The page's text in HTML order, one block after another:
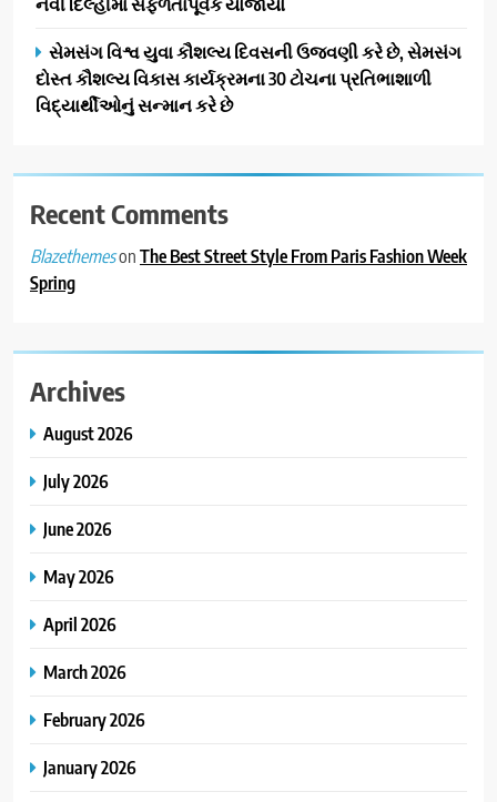
સેમસંગ વિશ્વ યુવા કૌશલ્ય દિવસની ઉજવણી કરે છે, સેમસંગ
દોસ્ત કૌશલ્ય વિકાસ કાર્યક્રમના 30 ટોચના પ્રતિભાશાળી
વિદ્યાર્થીઓનું સન્માન કરે છે
Recent Comments
BlazethemesonThe Best Street Style From Paris Fashion Week
Spring
Archives
August 2026
July 2026
June 2026
May 2026
April 2026
March 2026
February 2026
January 2026